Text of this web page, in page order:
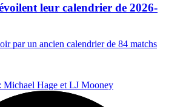
leur calendrier de 2026-
par un ancien calendrier de 84 matchs